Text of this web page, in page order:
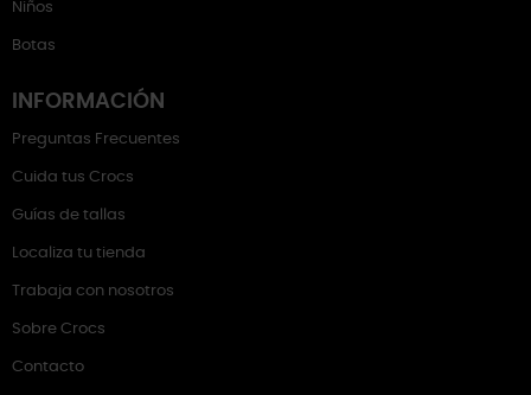
Niños
Botas
INFORMACIÓN
Preguntas Frecuentes
Cuida tus Crocs
Guías de tallas
Localiza tu tienda
Trabaja con nosotros
Sobre Crocs
Contacto